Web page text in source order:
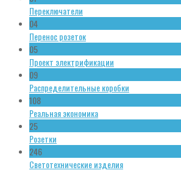
Переключатели
04
Перенос розеток
05
Проект электрификации
09
Распределительные коробки
108
Реальная экономика
25
Розетки
246
Светотехнические изделия